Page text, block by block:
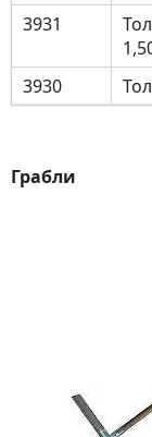
3931
3930
Грабли